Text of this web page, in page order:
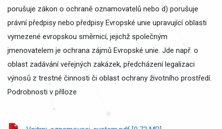
porušuje zákon o ochraně oznamovatelů nebo d) porušuje
právní předpisy nebo předpisy Evropské unie upravující oblasti
vymezené evropskou směrnicí, jejichž společným
jmenovatelem je ochrana zájmů Evropské unie. Jde např. o
oblast zadávání veřejných zakázek, předcházení legalizaci
výnosů z trestné činnosti či oblast ochrany životního prostředí.
Podrobnosti v příloze